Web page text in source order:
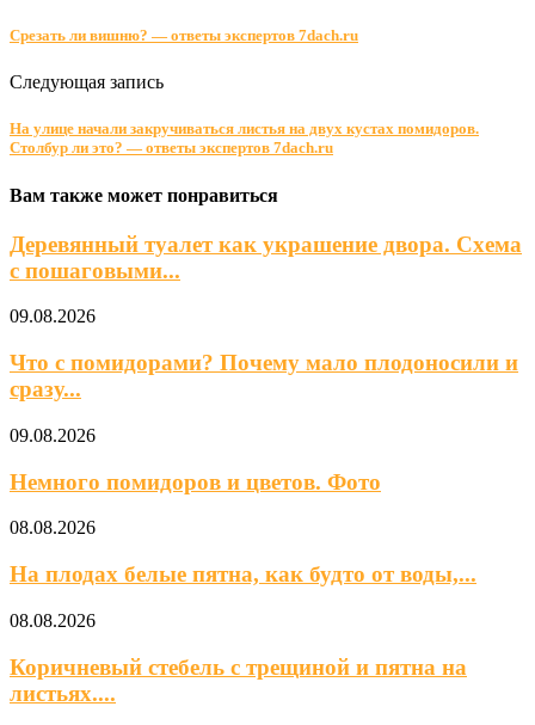
Срезать ли вишню? — ответы экспертов 7dach.ru
Следующая запись
На улице начали закручиваться листья на двух кустах помидоров.
Столбур ли это? — ответы экспертов 7dach.ru
Вам также может понравиться
Деревянный туалет как украшение двора. Схема
с пошаговыми...
09.08.2026
Что с помидорами? Почему мало плодоносили и
сразу...
09.08.2026
Немного помидоров и цветов. Фото
08.08.2026
На плодах белые пятна, как будто от воды,...
08.08.2026
Коричневый стебель с трещиной и пятна на
листьях....